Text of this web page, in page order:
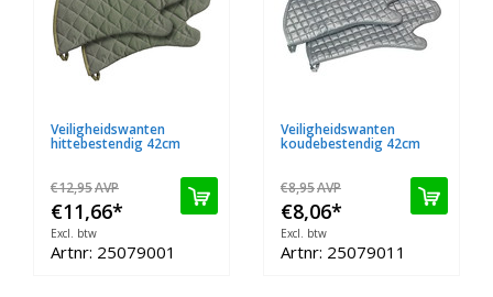
Veiligheidswanten
hittebestendig 42cm
€12,95AVP
€11,66*
Excl. btw
Artnr: 25079001
Veiligheidswanten
koudebestendig 42cm
€8,95AVP
€8,06*
Excl. btw
Artnr: 25079011